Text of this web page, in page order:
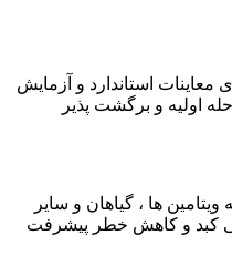
استاندارد و آزمایش
اولیه و برگشت پذیر
ها ، گیاهان و سایر
کبد و کاهش خطر پیشرفت